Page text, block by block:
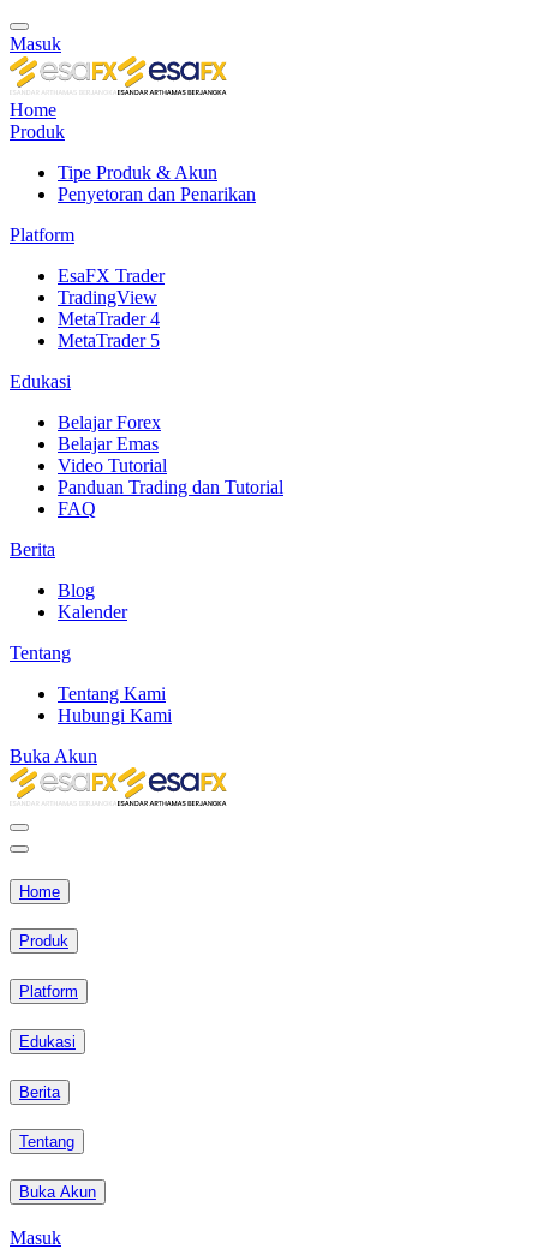
Masuk
Home
Produk
Tipe Produk & Akun
Penyetoran dan Penarikan
Platform
EsaFX Trader
TradingView
MetaTrader 4
MetaTrader 5
Edukasi
Belajar Forex
Belajar Emas
Video Tutorial
Panduan Trading dan Tutorial
FAQ
Berita
Blog
Kalender
Tentang
Tentang Kami
Hubungi Kami
Buka Akun
Home
Produk
Platform
Edukasi
Berita
Tentang
Buka Akun
Masuk